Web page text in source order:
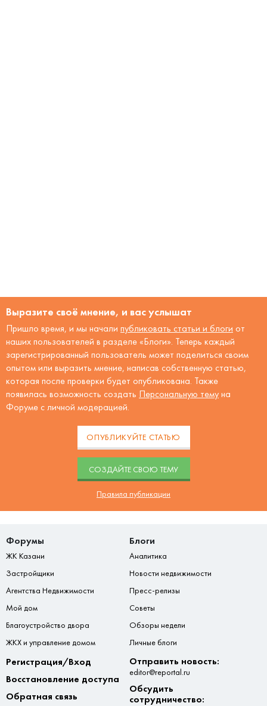
Выразите своё мнение, и вас услышат
Пришло время, и мы начали публиковать статьи и блоги от
наших пользователей в разделе «Блоги». Теперь каждый
зарегистрированный пользователь может поделиться своим
опытом или выразить мнение, написав собственную статью,
которая после проверки будет опубликована. Также
появилась возможность создать Персональную тему на
Форуме с личной модерацией.
ОПУБЛИКУЙТЕ СТАТЬЮ
CОЗДАЙТЕ СВОЮ ТЕМУ
Правила публикации
Форумы
ЖК Казани
Застройщики
Агентства Недвижимости
Мой дом
Благоустройство двора
ЖКХ и управление домом
Блоги
Аналитика
Новости недвижимости
Пресс-релизы
Советы
Обзоры недели
Личные блоги
Регистрация/Вход
Восстановление доступа
Обратная связь
Отправить новость:
editor@reportal.ru
Обсудить
сотрудничество: